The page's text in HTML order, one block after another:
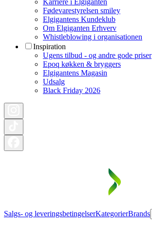
Fødevarestyrelsen smiley
Elgigantens Kundeklub
Om Elgiganten Erhverv
Whistleblowing i organisationen
Inspiration
Ugens tilbud - og andre gode priser
Epoq køkken & bryggers
Elgigantens Magasin
Udsalg
Black Friday 2026
Salgs- og leveringsbetingelserKategorierBrands